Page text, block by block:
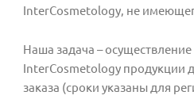
InterCosmetology, не
Наша задача –
InterCosmetology продукции
заказа (сроки указаны для